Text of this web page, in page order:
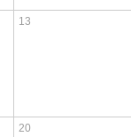
13
20